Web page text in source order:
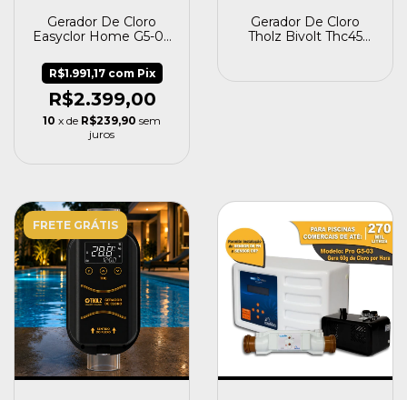
Gerador De Cloro
Easyclor Home G5-02
R$2.399,00
R$1.991,17 com Pix
10 x de R$239,90 sem
juros
Gerador De Cloro
Tholz Bivolt Thc45
FRETE GRÁTIS